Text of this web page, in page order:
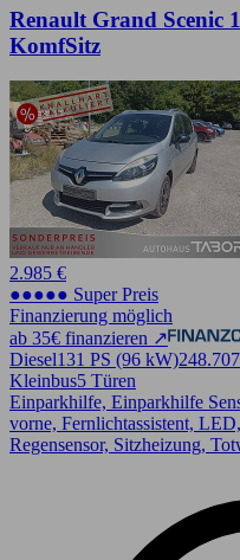
Renault Grand Scenic
KomfSitz
2.985 €
●●●●● Super Preis
Finanzierung möglich
ab 35€ finanzieren ↗
Diesel131 PS (96 kW)
Kleinbus5 Türen
Einparkhilfe, Einparkhilfe
vorne, Fernlichtassistent,
Regensensor, Sitzheizung,